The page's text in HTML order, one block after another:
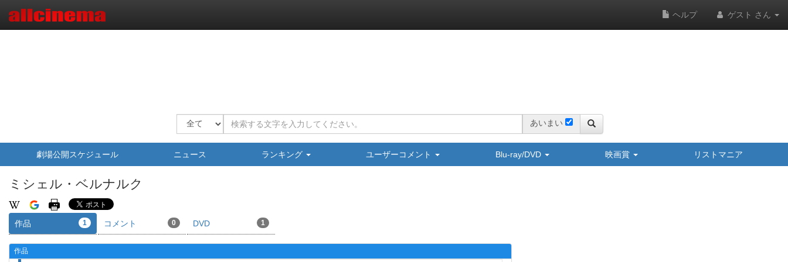
ヘルプ ゲスト さん
あいまい
劇場公開スケジュール ニュース ランキング ユーザーコメント Blu-ray/DVD 映画賞 リストマニア
ミシェル・ベルナルク
作品 1 コメント 0 DVD 1
作品